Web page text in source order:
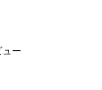
ュー